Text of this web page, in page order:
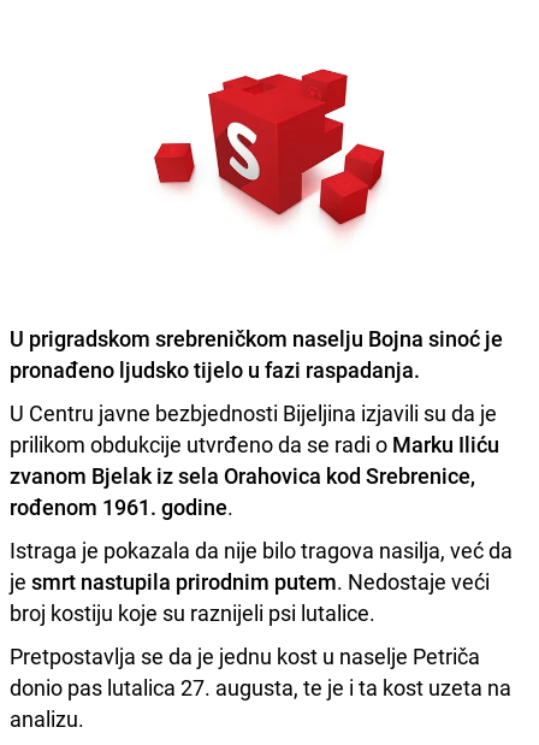
U prigradskom srebreničkom naselju Bojna sinoć je
pronađeno ljudsko tijelo u fazi raspadanja.
U Centru javne bezbjednosti Bijeljina izjavili su da je
prilikom obdukcije utvrđeno da se radi o Marku Iliću
zvanom Bjelak iz sela Orahovica kod Srebrenice,
rođenom 1961. godine.
Istraga je pokazala da nije bilo tragova nasilja, već da
je smrt nastupila prirodnim putem. Nedostaje veći
broj kostiju koje su raznijeli psi lutalice.
Pretpostavlja se da je jednu kost u naselje Petriča
donio pas lutalica 27. augusta, te je i ta kost uzeta na
analizu.